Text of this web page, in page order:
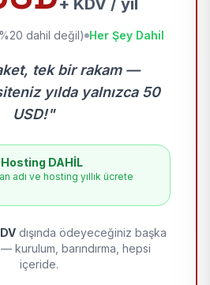
+ KDV / yıl
dahil değil) Her Şey Dahil
tek bir rakam —
yılda yalnızca 50
USD!"
Hosting DAHİL
adı ve hosting yıllık ücrete
dışında ödeyeceğiniz başka
kurulum, barındırma, hepsi
içeride.